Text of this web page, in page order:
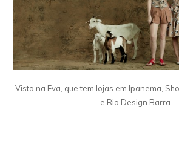
Visto na Eva, que tem lojas em Ipanema,
e Rio Design Barra.